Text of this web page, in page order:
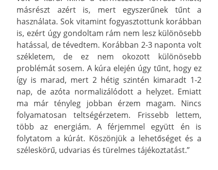
másrészt azért is, mert egyszerűnek tűnt a
használata. Sok vitamint fogyasztottunk korábban
is, ezért úgy gondoltam rám nem lesz különösebb
hatással, de tévedtem. Korábban 2-3 naponta volt
székletem, de ez nem okozott különösebb
problémát sosem. A kúra elején úgy tűnt, hogy ez
így is marad, mert 2 hétig szintén kimaradt 1-2
nap, de azóta normalizálódott a helyzet. Emiatt
ma már tényleg jobban érzem magam. Nincs
folyamatosan teltségérzetem. Frissebb lettem,
több az energiám. A férjemmel együtt én is
folytatom a kúrát. Köszönjük a lehetőséget és a
széleskörű, udvarias és türelmes tájékoztatást.”